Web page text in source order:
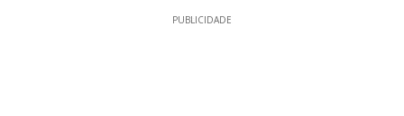
PUBLICIDADE